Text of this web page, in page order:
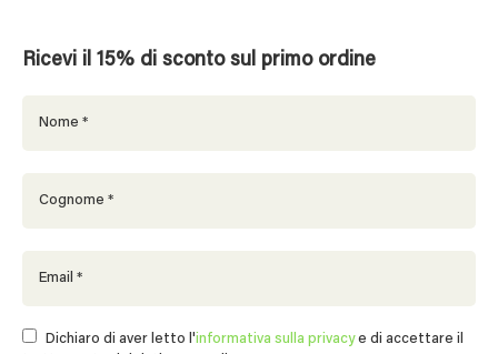
Ricevi il 15% di sconto sul primo ordine
Dichiaro di aver letto l'informativa sulla privacye di accettare il